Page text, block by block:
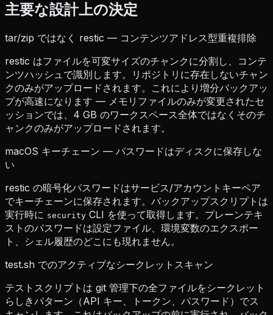
主要な設計上の決定
tar/zip ではなく restic — コンテンツアドレス型重複排除
restic はファイルを可変サイズのチャンクに分割し、コンテ
ンツハッシュで識別します。リポジトリに存在しないチャン
クのみがアップロードされます。これにより増分バックアッ
プが高速になります — メモリファイルのみが変更されたセ
ッションでは、4 GB のワークスペース全体ではなくそのチ
ャンクのみがアップロードされます。
macOS キーチェーン — パスワードはディスクに保存しな
い
restic の暗号化パスワードはサービス/アカウントキーペア
でキーチェーンに保存されます。バックアップスクリプトは
実行時に security CLI を使って取得します。プレーンテキ
ストのパスワードは設定ファイル、環境変数のエクスポー
ト、シェル履歴のどこにも現れません。
test.sh でのアクティブなシークレットスキャン
テストスクリプトは git 管理下の全ファイルをシークレット
らしきパターン（API キー、トークン、パスワード）でス